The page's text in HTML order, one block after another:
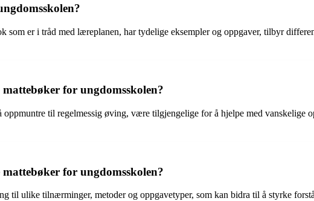
som er i tråd med læreplanen, har tydelige eksempler og oppgaver, tilbyr
for ungdomsskolen?
til regelmessig øving, være tilgjengelige for å hjelpe med vanskelige
for ungdomsskolen?
til ulike tilnærminger, metoder og oppgavetyper, som kan bidra til å styrke